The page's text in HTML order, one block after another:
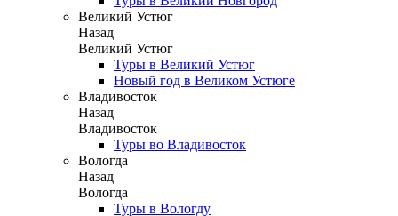
Великий Устюг
Назад
Великий Устюг
Туры в Великий Устюг
Новый год в Великом Устюге
Владивосток
Назад
Владивосток
Туры во Владивосток
Вологда
Назад
Вологда
Туры в Вологду